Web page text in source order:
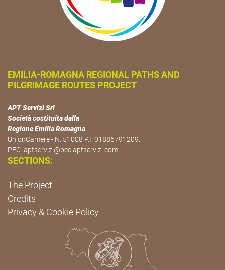
EMILIA-ROMAGNA REGIONAL PATHS AND
PILGRIMAGE ROUTES PROJECT
APT Servizi Srl
Società costituita dalla
Regione Emilia Romagna
UnionCamere - N. 51008 P.I. 01886791209.
PEC: aptservizi@pec.aptservizi.com
SECTIONS:
The Project
Credits
Privacy & Cookie Policy